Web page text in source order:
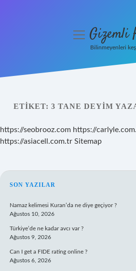
Yasal Uyarı
Hakkımızda
menüyüGizemli
Bilinmeyenleri
ETIKET: 3 TANE DEYIM
https://seobrooz.com https://
https://asiacell.com.tr Sitemap
SIDEBAR
SON YAZILAR
Namaz kelimesi Kuran’da ne diye geçiyor ?
Ağustos 10, 2026
Türkiye’de ne kadar avcı var ?
Ağustos 9, 2026
Can I get a FIDE rating online ?
Ağustos 6, 2026